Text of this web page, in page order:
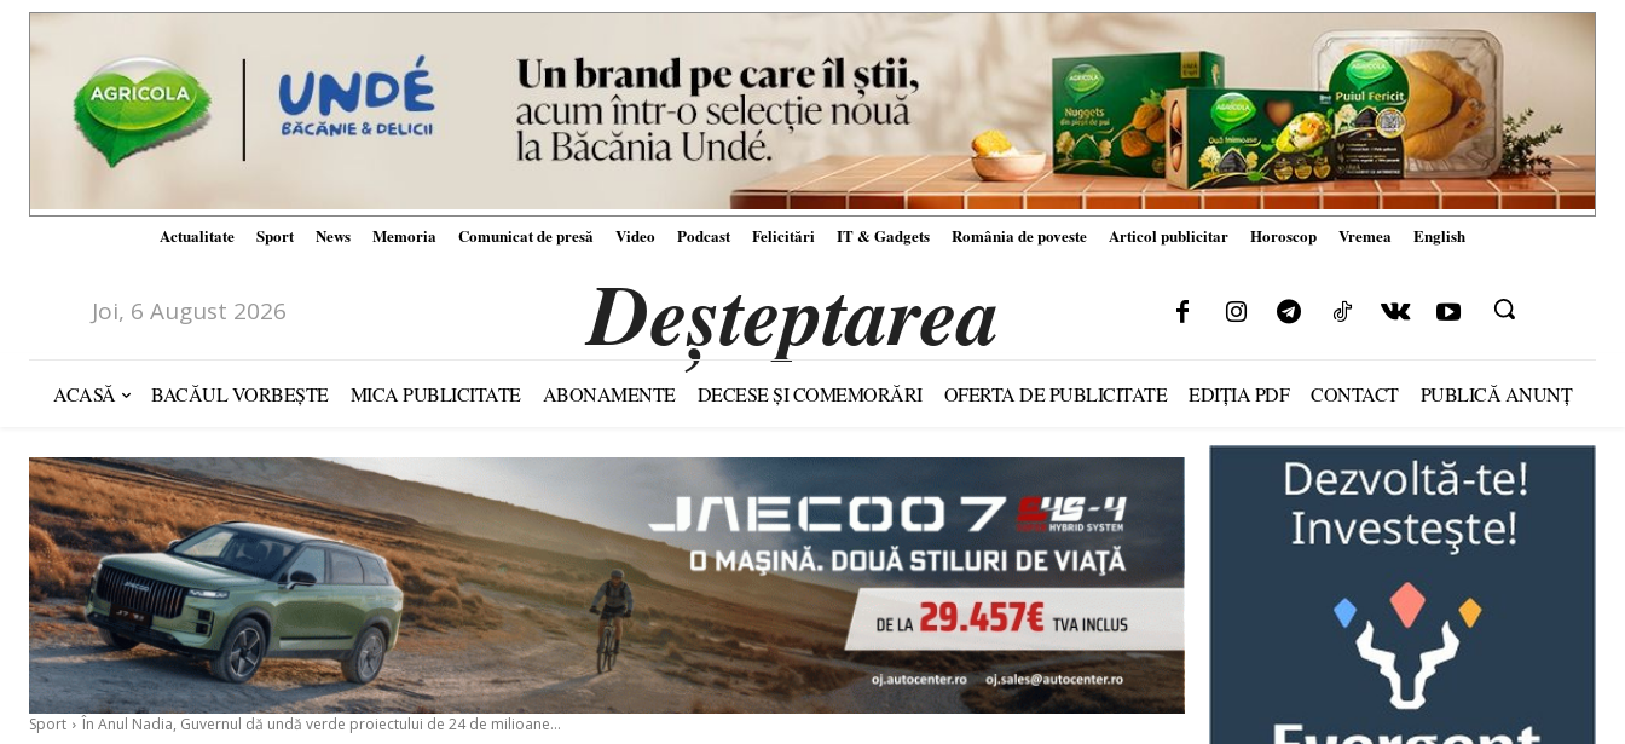
Actualitate Sport News Memoria Comunicat de presă Video Podcast Felicitări IT & Gadgets România de poveste Articol publicitar Horoscop Vremea English
Joi, 6 August 2026 Deșteptarea
ACASĂ BACĂUL VORBEȘTE MICA PUBLICITATE ABONAMENTE DECESE ȘI COMEMORĂRI OFERTA DE PUBLICITATE EDIȚIA PDF CONTACT PUBLICĂ ANUNȚ
Sport În Anul Nadia, Guvernul dă undă verde proiectului de 24 de milioane...